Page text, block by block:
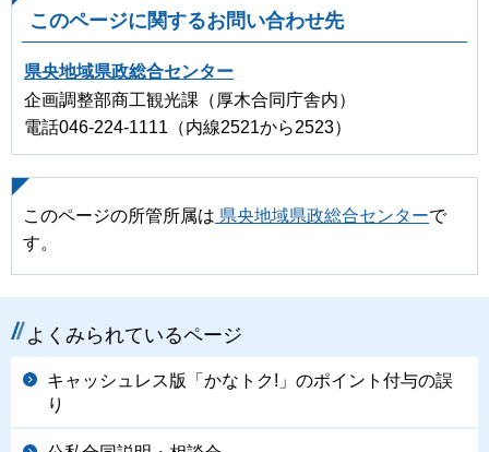
このページに関するお問い合わせ先
県央地域県政総合センター
企画調整部商工観光課（厚木合同庁舎内）
電話046-224-1111（内線2521から2523）
このページの所管所属は 県央地域県政総合センターで
す。
よくみられているページ
キャッシュレス版「かなトク!」のポイント付与の誤
り